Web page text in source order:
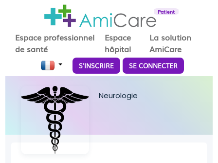
Patient
Espace professionnel
de santé
Espace
hôpital
La solution
AmiCare
S'INSCRIRE SE CONNECTER
Neurologie